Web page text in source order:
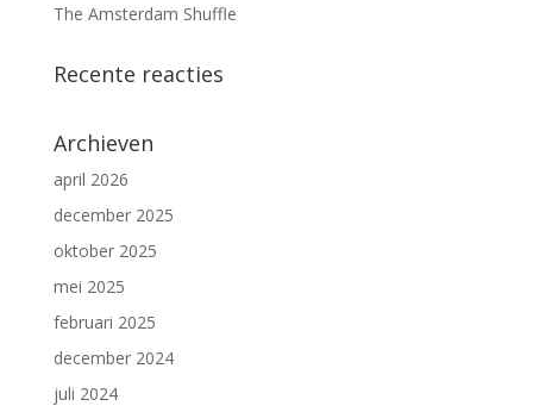
The Amsterdam Shuffle
Recente reacties
Archieven
april 2026
december 2025
oktober 2025
mei 2025
februari 2025
december 2024
juli 2024